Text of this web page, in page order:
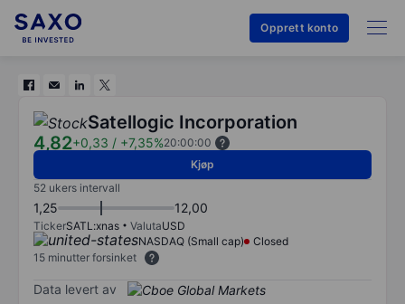
Opprett konto
Satellogic Incorporation
4,82+0,33 / +7,35%20:00:00
Kjøp
52 ukers intervall
1,25 12,00
TickerSATL:xnas ValutaUSD
NASDAQ (Small cap)
Closed
15 minutter forsinket
Data levert av